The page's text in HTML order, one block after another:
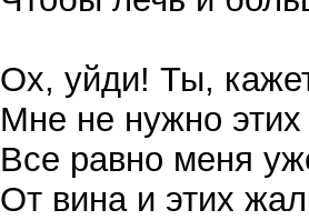
Ох, уйди! Ты,
Мне не нужно
Все равно меня
От вина и этих